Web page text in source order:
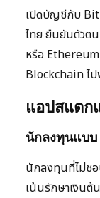
เปิดบัญชีกับ
ไทย ยืนยันตัวตน
หรือ
Blockchain ไ
แอปสแตก
นักลงทุนแบบ
นักลงทุนที่ไม่ชอ
เน้นรักษาเงินต้